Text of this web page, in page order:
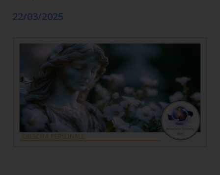
22/03/2025